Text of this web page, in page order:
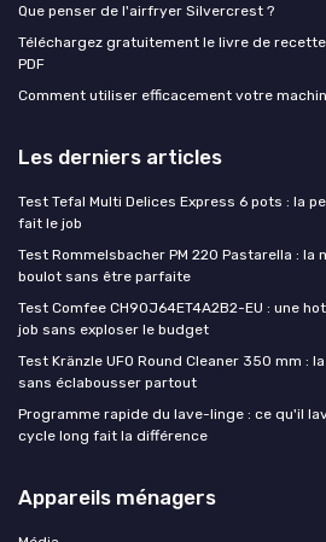
Que penser de l'airfryer Silvercrest ?
Téléchargez gratuitement le livre de
PDF
Comment utiliser efficacement votre
Les derniers articles
Test Tefal Multi Delices Express 6 pots : la
fait le job
Test Rommelsbacher PM 220 Pastarella : la
boulot sans être parfaite
Test Comfee CH90J64ET4A2B2-EU : une
job sans exploser le budget
Test Kränzle UFO Round Cleaner 350 mm :
sans éclabousser partout
Programme rapide du lave-linge : ce qu'il
cycle long fait la différence
Appareils ménagers